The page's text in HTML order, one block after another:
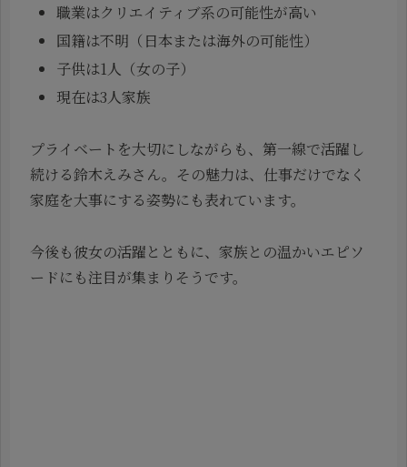
職業はクリエイティブ系の可能性が高い
国籍は不明（日本または海外の可能性）
子供は1人（女の子）
現在は3人家族
プライベートを大切にしながらも、第一線で活躍し
続ける鈴木えみさん。その魅力は、仕事だけでなく
家庭を大事にする姿勢にも表れています。
今後も彼女の活躍とともに、家族との温かいエピソ
ードにも注目が集まりそうです。